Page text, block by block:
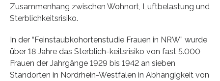
Zusammenhang zwischen Wohnort, Luftbelastung und
Sterblichkeitsrisiko.
In der “Feinstaubkohortenstudie Frauen in NRW” wurde
über 18 Jahre das Sterblich-keitsrisiko von fast 5.000
Frauen der Jahrgänge 1929 bis 1942 an sieben
Standorten in Nordrhein-Westfalen in Abhängigkeit von